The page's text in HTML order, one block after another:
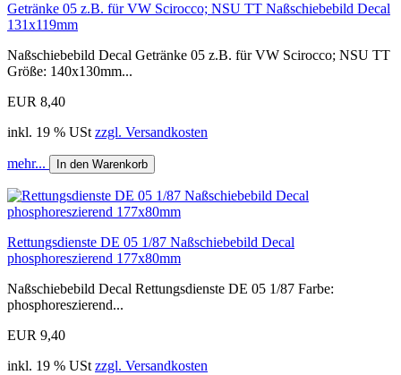
Getränke 05 z.B. für VW Scirocco; NSU TT Naßschiebebild Decal
131x119mm
Naßschiebebild Decal Getränke 05 z.B. für VW Scirocco; NSU TT
Größe: 140x130mm...
EUR 8,40
inkl. 19 % USt zzgl. Versandkosten
mehr... In den Warenkorb
Rettungsdienste DE 05 1/87 Naßschiebebild Decal
phosphoreszierend 177x80mm
Naßschiebebild Decal Rettungsdienste DE 05 1/87 Farbe:
phosphoreszierend...
EUR 9,40
inkl. 19 % USt zzgl. Versandkosten